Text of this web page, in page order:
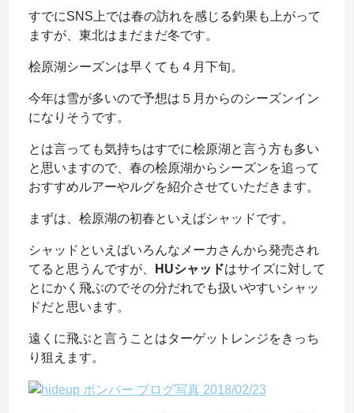
すでにSNS上では春の訪れを感じる釣果も上がって
ますが、東北はまだまだ冬です。
桧原湖シーズンは早くても４月下旬。
今年は雪が多いので予想は５月からのシーズンイン
になりそうです。
とは言っても気持ちはすでに桧原湖と言う方も多い
と思いますので、春の桧原湖からシーズンを追って
おすすめルアーやルグを紹介させていただきます。
まずは、桧原湖の初春といえばシャッドです。
シャッドといえばいろんなメーカさんから発売され
てると思うんですが、
HUシャッドはサイズに対して
とにかく飛ぶのでその分だれでも扱いやすいシャッ
ドだと思います。
遠くに飛ぶと言うことはターゲットレンジをきっち
り狙えます。